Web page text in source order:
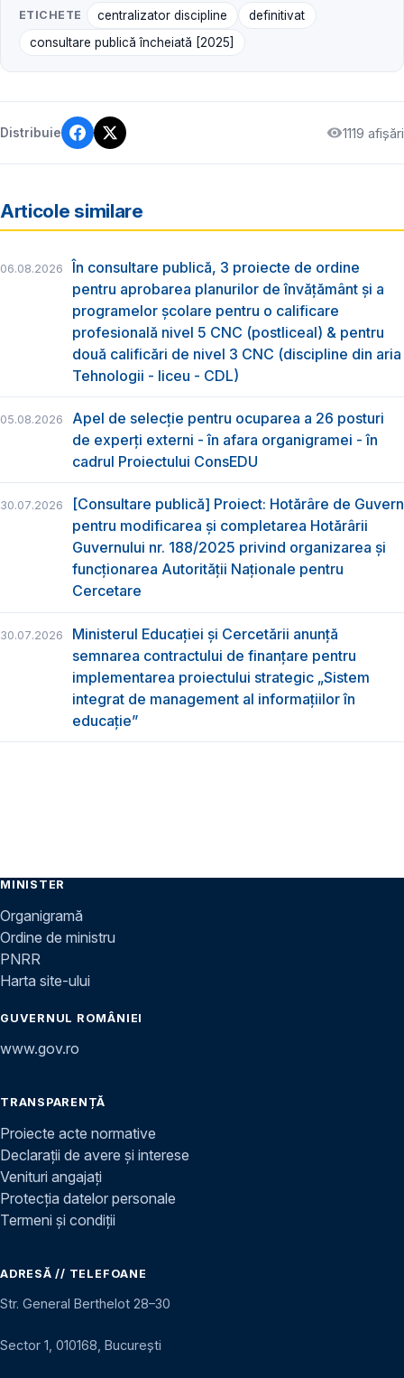
ETICHETE centralizator discipline
definitivat
consultare publică încheiată [2025]
Distribuie 1119 afișări
Articole similare
06.08.2026
În consultare publică, 3 proiecte de ordine
pentru aprobarea planurilor de învățământ și a
programelor școlare pentru o calificare
profesională nivel 5 CNC (postliceal) & pentru
două calificări de nivel 3 CNC (discipline din aria
Tehnologii - liceu - CDL)
05.08.2026
Apel de selecție pentru ocuparea a 26 posturi
de experți externi - în afara organigramei - în
cadrul Proiectului ConsEDU
30.07.2026
[Consultare publică] Proiect: Hotărâre de Guvern
pentru modificarea și completarea Hotărârii
Guvernului nr. 188/2025 privind organizarea şi
funcţionarea Autorităţii Naţionale pentru
Cercetare
30.07.2026
Ministerul Educației și Cercetării anunță
semnarea contractului de finanțare pentru
implementarea proiectului strategic „Sistem
integrat de management al informațiilor în
educație”
MINISTER
Organigramă
Ordine de ministru
PNRR
Harta site-ului
GUVERNUL ROMÂNIEI
www.gov.ro
TRANSPARENȚĂ
Proiecte acte normative
Declarații de avere și interese
Venituri angajați
Protecția datelor personale
Termeni și condiții
ADRESĂ // TELEFOANE
Str. General Berthelot 28–30
Sector 1, 010168, București